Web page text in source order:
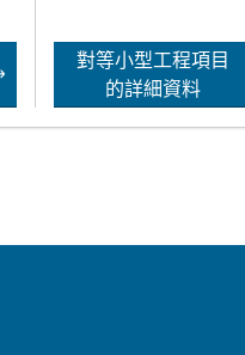
對等小型工程項目
的詳細資料